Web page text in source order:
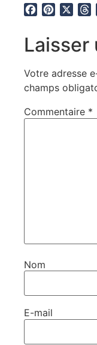
Facebook
Pinterest
Laisser
Votre adresse
champs
Commentaire *
Nom
E-mail